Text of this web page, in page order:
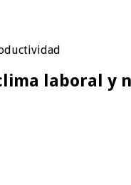
laboral y